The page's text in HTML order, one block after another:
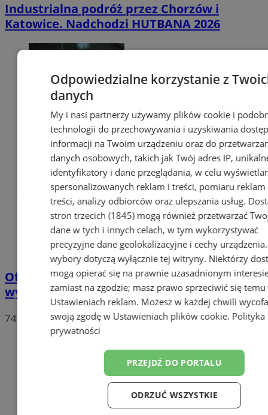
Industrialna podróż przez Chorzów i
Katowice. Nadchodzi HUTBANA 2026
Oficjalne wyniki wyborów: W Chorzowie
wygrywa Rafał Trzaskowski!
74
Odpowiedzialne korzystanie z
danych
My i nasi partnerzy używamy plików cookie i
technologii do przechowywania i uzyskiwania
informacji na Twoim urządzeniu oraz do
danych osobowych, takich jak Twój adres IP,
identyfikatory i dane przeglądania, w celu
spersonalizowanych reklam i treści, pomiaru reklam
treści, analizy odbiorców oraz ulepszania usług.
stron trzecich (1845)mogą również przetwarzać
dane w tych i innych celach, w tym wykorzystywać
precyzyjne dane geolokalizacyjne i cechy
wybory dotyczą wyłącznie tej witryny. Niektórzy
mogą opierać się na prawnie uzasadnionym
zamiast na zgodzie; masz prawo sprzeciwić się temu
Ustawieniach reklam. Możesz w każdej chwili
swoją zgodę w Ustawieniach plików cookie. Polityka
prywatności
PRZEJDŹ DO PORTALU
ODRZUĆ WSZYSTKIE